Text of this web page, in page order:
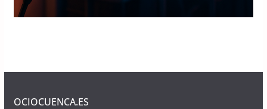
OCIOCUENCA.ES